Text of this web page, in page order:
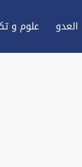
علوم و